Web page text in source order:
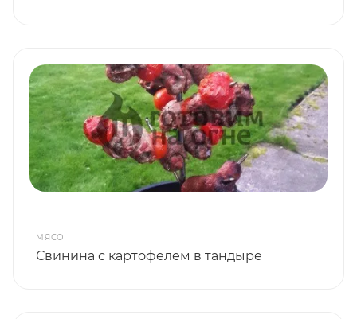
МЯСО
Свинина с картофелем в тандыре